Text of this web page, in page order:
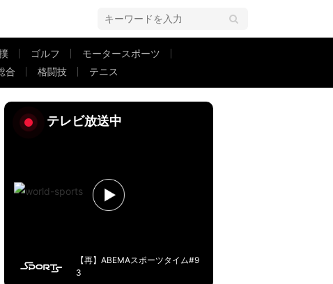
ゴルフ
モータースポーツ
合 格闘技 テニス
PK戦のヒーロー・リュディガーが冷静すぎる一撃で王者シティを沈めた瞬間「
テレビ放送中
【再】ABEMAスポーツタイム#9
3